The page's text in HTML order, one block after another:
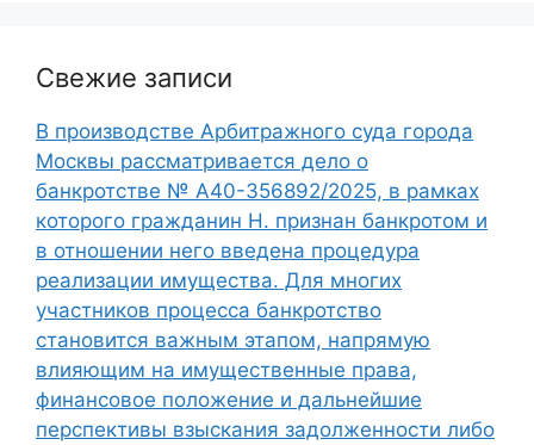
Свежие записи
В производстве Арбитражного суда города
Москвы рассматривается дело о
банкротстве № А40-356892/2025, в рамках
которого гражданин Н. признан банкротом и
в отношении него введена процедура
реализации имущества. Для многих
участников процесса банкротство
становится важным этапом, напрямую
влияющим на имущественные права,
финансовое положение и дальнейшие
перспективы взыскания задолженности либо